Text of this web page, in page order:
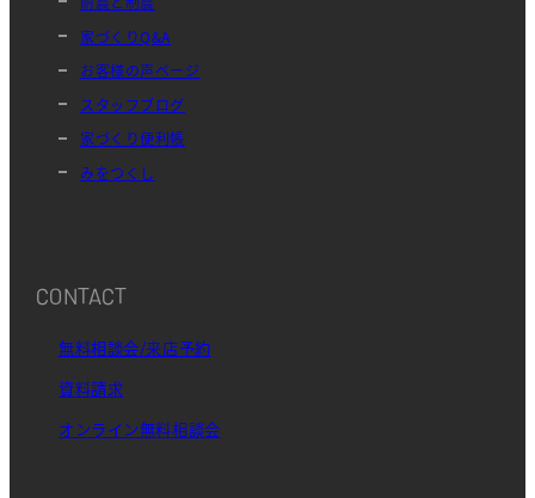
家づくりQ&A
お客様の声ページ
スタッフブログ
家づくり便利帳
みをつくし
CONTACT
無料相談会/来店予約
資料請求
オンライン無料相談会